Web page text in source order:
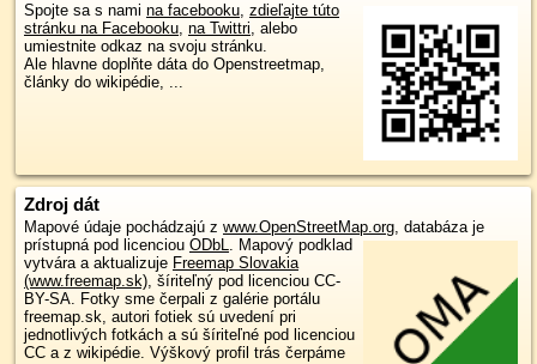
Spojte sa s nami na facebooku, zdieľajte túto
stránku na Facebooku, na Twittri, alebo
umiestnite odkaz na svoju stránku.
Ale hlavne doplňte dáta do Openstreetmap,
články do wikipédie, ...
Zdroj dát
Mapové údaje pochádzajú z www.OpenStreetMap.org , databáza je
prístupná pod licenciou ODbL
Mapový podklad
vytvára a aktualizuje Freemap Slovakia
(www.freemap.sk) , šíriteľný pod licenciou CC-
BY-SA. Fotky sme čerpali z galérie portálu
freemap.sk, autori fotiek sú uvedení pri
jednotlivých fotkách a sú šíriteľné pod licenciou
CC a z wikipédie. Výškový profil trás čerpáme